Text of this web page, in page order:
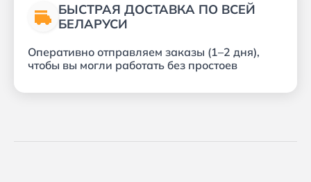
БЫСТРАЯ ДОСТАВКА ПО ВСЕЙ
БЕЛАРУСИ
Оперативно отправляем заказы (1–2 дня),
чтобы вы могли работать без простоев